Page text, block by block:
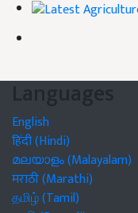
Languages
English
हिंदी (Hindi)
മലയാളം (Malayalam)
मराठी (Marathi)
தமிழ் (Tamil)